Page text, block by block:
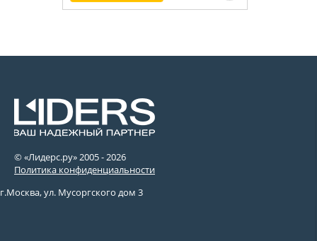
© «Лидерс.ру» 2005 -2026
Политика конфиденциальности
г.Москва, ул. Мусоргского дом 3